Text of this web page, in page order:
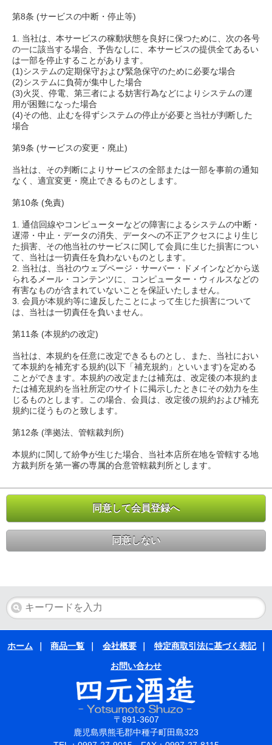
第8条 (サービスの中断・停止等)
1. 当社は、本サービスの稼動状態を良好に保つために、次の各号
の一に該当する場合、予告なしに、本サービスの提供全てあるい
は一部を停止することがあります。
(1)システムの定期保守および緊急保守のために必要な場合
(2)システムに負荷が集中した場合
(3)火災、停電、第三者による妨害行為などによりシステムの運
用が困難になった場合
(4)その他、止むを得ずシステムの停止が必要と当社が判断した
場合
第9条 (サービスの変更・廃止)
当社は、その判断によりサービスの全部または一部を事前の通知
なく、適宜変更・廃止できるものとします。
第10条 (免責)
1. 通信回線やコンピューターなどの障害によるシステムの中断・
遅滞・中止・データの消失、データへの不正アクセスにより生じ
た損害、その他当社のサービスに関して会員に生じた損害につい
て、当社は一切責任を負わないものとします。
2. 当社は、当社のウェブページ・サーバー・ドメインなどから送
られるメール・コンテンツに、コンピューター・ウィルスなどの
有害なものが含まれていないことを保証いたしません。
3. 会員が本規約等に違反したことによって生じた損害について
は、当社は一切責任を負いません。
第11条 (本規約の改定)
当社は、本規約を任意に改定できるものとし、また、当社におい
て本規約を補充する規約(以下「補充規約」といいます)を定める
ことができます。本規約の改定または補充は、改定後の本規約ま
たは補充規約を当社所定のサイトに掲示したときにその効力を生
じるものとします。この場合、会員は、改定後の規約および補充
規約に従うものと致します。
第12条 (準拠法、管轄裁判所)
本規約に関して紛争が生じた場合、当社本店所在地を管轄する地
方裁判所を第一審の専属的合意管轄裁判所とします。
同意して会員登録へ
同意しない
ホーム 商品一覧 会社概要 特定商取引法に基づく表記
お問い合わせ
〒891-3607
鹿児島県熊毛郡中種子町田島323